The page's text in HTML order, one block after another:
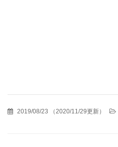
2019/08/23 （2020/11/29更新）